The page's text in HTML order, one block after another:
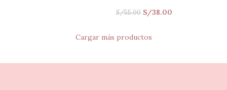
S/55.00 S/38.00
Cargar más productos